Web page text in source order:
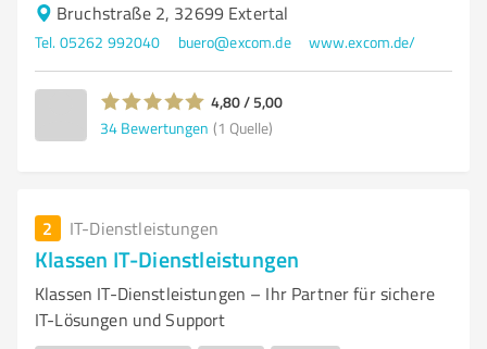
Bruchstraße 2, 32699 Extertal
Tel. 05262 992040 buero@excom.de www.excom.de/
4,80 / 5,00
34 Bewertungen (1 Quelle)
2 IT-Dienstleistungen
Klassen IT-Dienstleistungen
Klassen IT-Dienstleistungen – Ihr Partner für sichere
IT-Lösungen und Support